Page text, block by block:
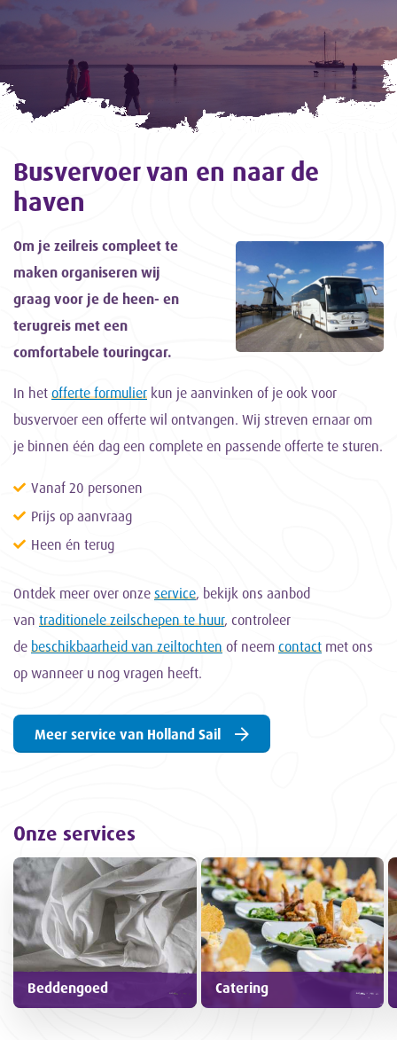
Busvervoer van en naar de
haven
Om je zeilreis compleet te
maken organiseren wij
graag voor je de heen- en
terugreis met een
comfortabele touringcar.
In het offerte formulier kun je aanvinken of je ook voor
busvervoer een offerte wil ontvangen. Wij streven ernaar om
je binnen één dag een complete en passende offerte te sturen.
Vanaf 20 personen
Prijs op aanvraag
Heen én terug
Ontdek meer over onze service, bekijk ons aanbod
van traditionele zeilschepen te huur, controleer
de beschikbaarheid van zeiltochten of neem contact met ons
op wanneer u nog vragen heeft.
Meer service van Holland Sail
Onze services
Beddengoed Catering